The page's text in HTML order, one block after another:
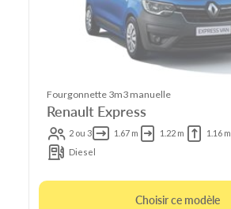
Fourgonnette 3m3 manuelle
Renault Express
2 ou 3 1.67 m 1.22 m 1.16 m
Diesel
Choisir ce modèle